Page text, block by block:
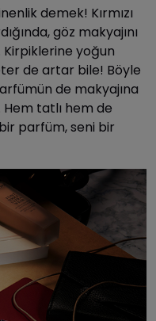
demek! Kırmızı
göz makyajını
yoğun
de artar bile! Böyle
de makyajına
tatlı hem de
parfüm, seni bir